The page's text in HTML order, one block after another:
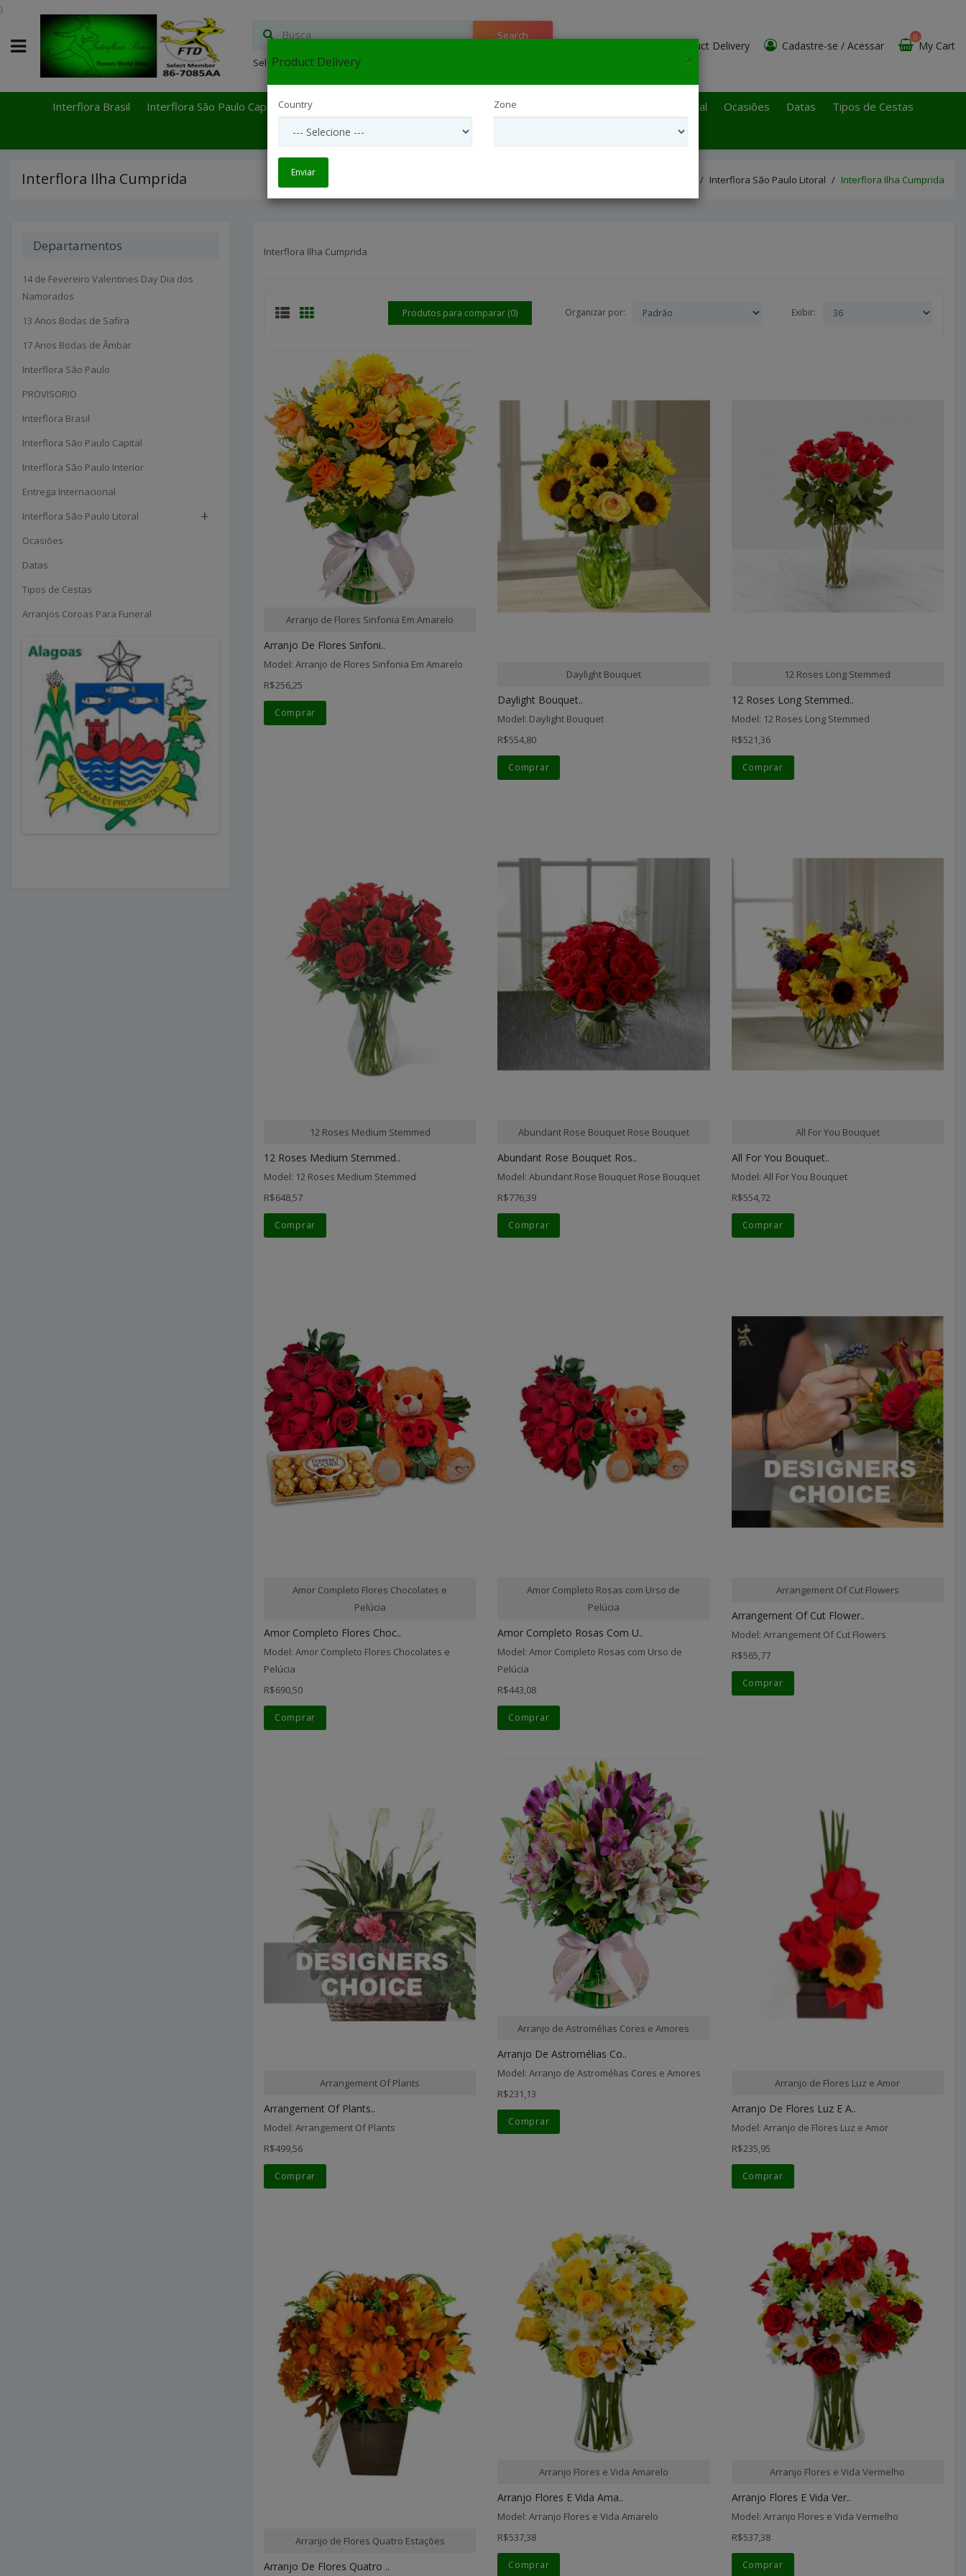
Search
Select Language▼
Product Delivery Cadastre-se / Acessar My Cart
0
Interflora Brasil Interflora São Paulo Capital Interflora São Paulo Interior Entrega Internacional Interflora São Paulo Litoral Ocasiões Datas
Tipos de Cestas
Arranjos Coroas Para Funeral
Interflora Ilha Cumprida Interflora São Paulo Litoral Interflora Ilha Cumprida
Departamentos
14 de Fevereiro Valentines Day Dia dos
Namorados
13 Anos Bodas de Safira
17 Anos Bodas de Âmbar
Interflora São Paulo
PROVISORIO
Interflora Brasil
Interflora São Paulo Capital
Interflora São Paulo Interior
Entrega Internacional
Interflora São Paulo Litoral
+
Ocasiões
Datas
Tipos de Cestas
Arranjos Coroas Para Funeral
Interflora Ilha Cumprida
Produtos para comparar (0) Organizar por: Exibir:
Arranjo de Flores Sinfonia Em Amarelo
Arranjo De Flores Sinfoni..
Model: Arranjo de Flores Sinfonia Em Amarelo
R$256,25
Comprar
Daylight Bouquet
Daylight Bouquet..
Model: Daylight Bouquet
R$554,80
Comprar
12 Roses Long Stemmed
12 Roses Long Stemmed..
Model: 12 Roses Long Stemmed
R$521,36
Comprar
12 Roses Medium Stemmed
12 Roses Medium Stemmed..
Model: 12 Roses Medium Stemmed
R$648,57
Comprar
Abundant Rose Bouquet Rose Bouquet
Abundant Rose Bouquet Ros..
Model: Abundant Rose Bouquet Rose Bouquet
R$776,39
Comprar
All For You Bouquet
All For You Bouquet..
Model: All For You Bouquet
R$554,72
Comprar
Amor Completo Flores Chocolates e
Pelúcia
Amor Completo Flores Choc..
Model: Amor Completo Flores Chocolates e
Pelúcia
R$690,50
Comprar
Amor Completo Rosas com Urso de
Pelúcia
Amor Completo Rosas Com U..
Model: Amor Completo Rosas com Urso de
Pelúcia
R$443,08
Comprar
Arrangement Of Cut Flowers
Arrangement Of Cut Flower..
Model: Arrangement Of Cut Flowers
R$565,77
Comprar
Arrangement Of Plants
Arrangement Of Plants..
Model: Arrangement Of Plants
R$499,56
Comprar
Arranjo de Astromélias Cores e Amores
Arranjo De Astromélias Co..
Model: Arranjo de Astromélias Cores e Amores
R$231,13
Comprar
Arranjo de Flores Luz e Amor
Arranjo De Flores Luz E A..
Model: Arranjo de Flores Luz e Amor
R$235,95
Comprar
Arranjo de Flores Quatro Estações
Arranjo De Flores Quatro ..
Arranjo Flores e Vida Amarelo
Arranjo Flores E Vida Ama..
Model: Arranjo Flores e Vida Amarelo
R$537,38
Comprar
Arranjo Flores e Vida Vermelho
Arranjo Flores E Vida Ver..
Model: Arranjo Flores e Vida Vermelho
R$537,38
Comprar
}
Product Delivery ×
Country Zone
Enviar